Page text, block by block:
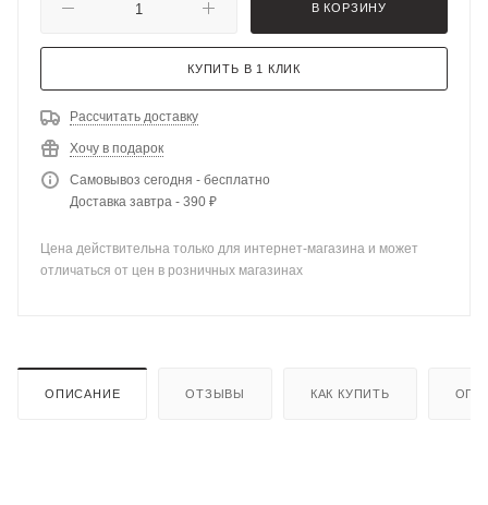
В КОРЗИНУ
КУПИТЬ В 1 КЛИК
Рассчитать доставку
Хочу в подарок
Самовывоз сегодня - бесплатно
Доставка завтра - 390 ₽
Цена действительна только для интернет-магазина и может
отличаться от цен в розничных магазинах
ОПИСАНИЕ ОТЗЫВЫ КАК КУПИТЬ